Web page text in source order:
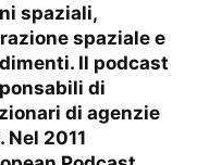
spaziali,
spaziale e
Il podcast
di
di agenzie
2011